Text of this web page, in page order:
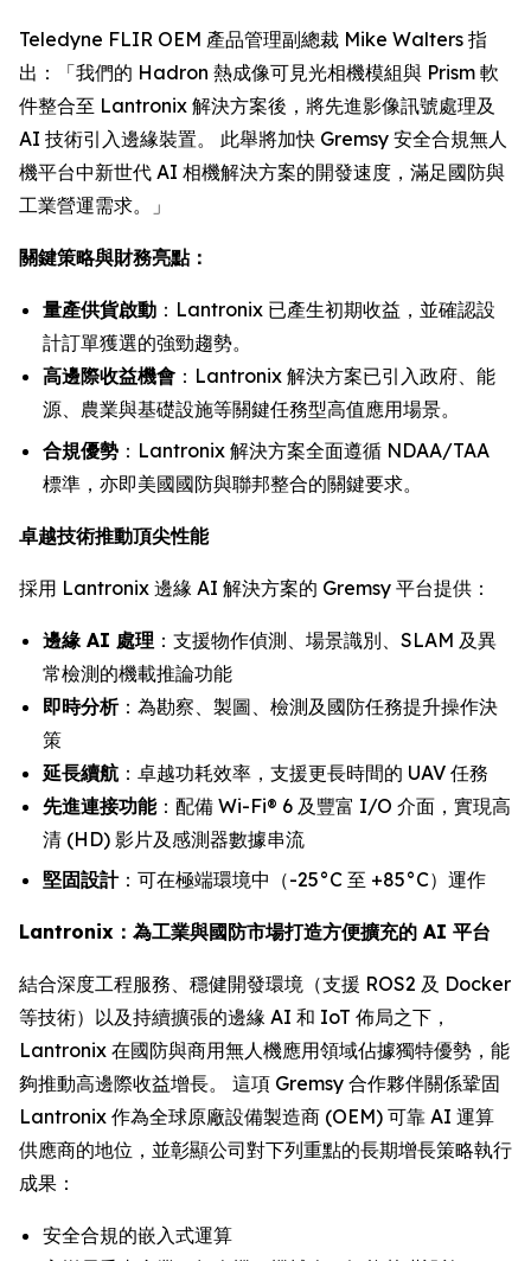
Teledyne FLIR OEM 產品管理副總裁 Mike Walters 指
出：「我們的 Hadron 熱成像可見光相機模組與 Prism 軟
件整合至 Lantronix 解決方案後，將先進影像訊號處理及
AI 技術引入邊緣裝置。 此舉將加快 Gremsy 安全合規無人
機平台中新世代 AI 相機解決方案的開發速度，滿足國防與
工業營運需求。」
關鍵策略與財務亮點：
量產供貨啟動 ：Lantronix 已產生初期收益，並確認設
計訂單獲選的強勁趨勢。
高邊際收益機會 ：Lantronix 解決方案已引入政府、能
源、農業與基礎設施等關鍵任務型高值應用場景。
合規優勢 ：Lantronix 解決方案全面遵循 NDAA/TAA
標準，亦即美國國防與聯邦整合的關鍵要求。
卓越技術推動頂尖性能
採用 Lantronix 邊緣 AI 解決方案的 Gremsy 平台提供：
邊緣 AI 處理 ：支援物作偵測、場景識別、SLAM 及異
常檢測的機載推論功能
即時分析：為勘察、製圖、檢測及國防任務提升操作決
策
延長續航 ：卓越功耗效率，支援更長時間的 UAV 任務
先進連接功能：配備 Wi-Fi® 6 及豐富 I/O 介面，實現高
清 (HD) 影片及感測器數據串流
堅固設計：可在極端環境中（-25°C 至 +85°C）運作
Lantronix：為工業與國防市場打造方便擴充的 AI 平台
結合深度工程服務、穩健開發環境（支援 ROS2 及 Docker
等技術）以及持續擴張的邊緣 AI 和 IoT 佈局之下，
Lantronix 在國防與商用無人機應用領域佔據獨特優勢，能
夠推動高邊際收益增長。 這項 Gremsy 合作夥伴關係鞏固
Lantronix 作為全球原廠設備製造商 (OEM) 可靠 AI 運算
供應商的地位，並彰顯公司對下列重點的長期增長策略執行
成果：
安全合規的嵌入式運算